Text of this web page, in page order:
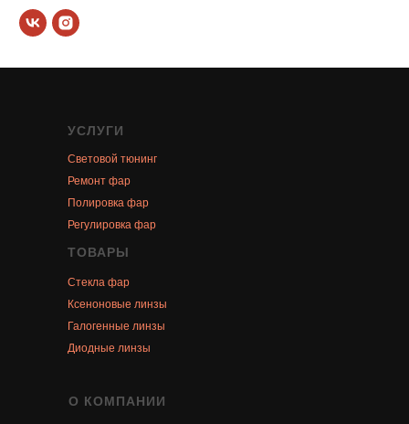
УСЛУГИ
Световой тюнинг
Ремонт фар
Полировка фар
Регулировка фар
ТОВАРЫ
Стекла фар
Ксеноновые линзы
Галогенные линзы
Диодные линзы
О КОМПАНИИ